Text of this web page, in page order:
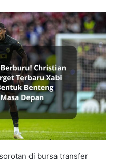
di bursa transfer